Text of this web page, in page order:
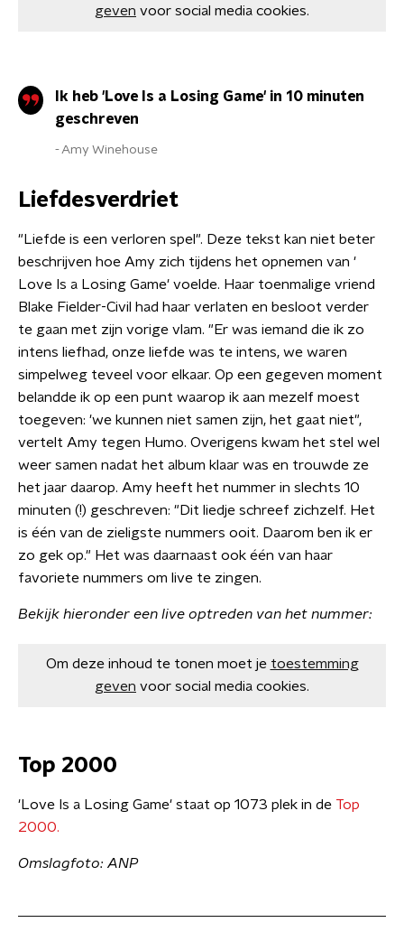
geven voor social media cookies.
Ik heb 'Love Is a Losing Game' in 10 minuten
geschreven
Amy Winehouse
Liefdesverdriet
"Liefde is een verloren spel". Deze tekst kan niet beter
beschrijven hoe Amy zich tijdens het opnemen van '​
Love Is a Losing Game' voelde. Haar toenmalige vriend
Blake Fielder-Civil had haar verlaten en besloot verder
te gaan met zijn vorige vlam. "Er was iemand die ik zo
intens liefhad, onze liefde was te intens, we waren
simpelweg teveel voor elkaar. Op een gegeven moment
belandde ik op een punt waarop ik aan mezelf moest
toegeven: 'we kunnen niet samen zijn, het gaat niet",
vertelt Amy tegen Humo. Overigens kwam het stel wel
weer samen nadat het album klaar was en trouwde ze
het jaar daarop. Amy heeft het nummer in slechts 10
minuten (!) geschreven: "Dit liedje schreef zichzelf. Het
is één van de zieligste nummers ooit. Daarom ben ik er
zo gek op." Het was daarnaast ook één van haar
favoriete nummers om live te zingen.
Bekijk hieronder een live optreden van het nummer:
Om deze inhoud te tonen moet je toestemming
geven voor social media cookies.
Top 2000
'Love Is a Losing Game' staat op 1073 plek in de Top
2000.
Omslagfoto: ANP